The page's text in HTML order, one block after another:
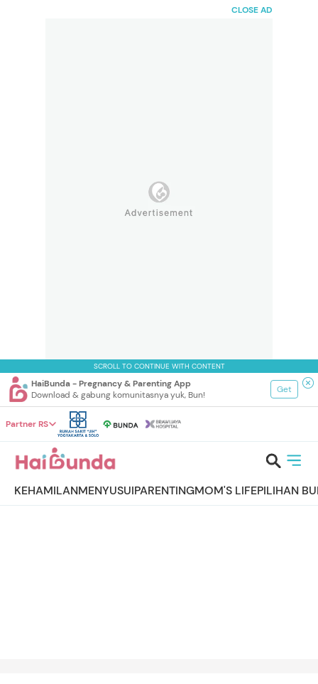
CLOSE AD
SCROLL TO CONTINUE WITH CONTENT
HaiBunda - Pregnancy & Parenting App
Download & gabung komunitasnya yuk, Bun!
Get
Partner RS
KEHAMILANMENYUSUIPARENTINGMOM'S LIFEPILIHAN